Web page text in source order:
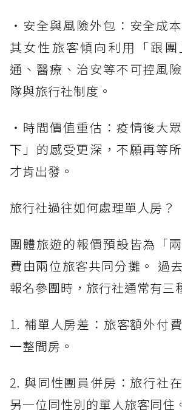
・安全與風險外包：安全成
其女性旅客傾向利用「跟團
通、醫療、治安等不可控風
隊與旅行社制度。
・時間價值重估：疫情後大
下」的感受更深，不願再等
才肯出發。
旅行社過往如何處理單人房？
團體旅遊的報價預設皆為「
費由兩位旅客共同分攤。 過
報名參團時，旅行社通常有三
1. 補單人房差：旅客額外付
一整間房。
2. 與同性團員併房：旅行社
另一位同性別的單人旅客同住